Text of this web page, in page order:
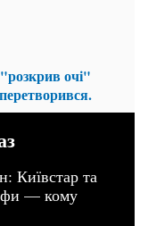
очі"
Київстар та
— кому